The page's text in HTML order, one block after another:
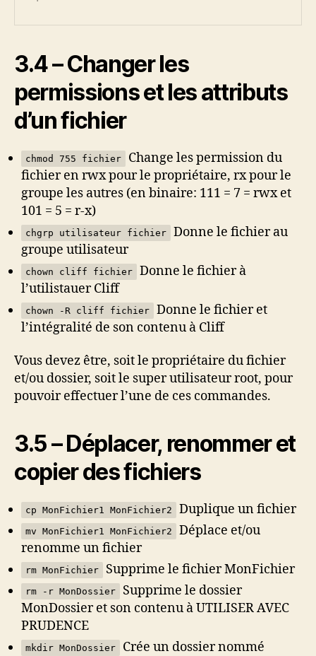
3.4 – Changer les
permissions et les attributs
d’un fichier
chmod 755 fichier
Change les permission du
fichier en rwx pour le propriétaire, rx pour le
groupe les autres (en binaire: 111 = 7 = rwx et
101 = 5 = r-x)
chgrp utilisateur fichier
Donne le fichier au
groupe utilisateur
chown cliff fichier
Donne le fichier à
l’utilistauer Cliff
chown -R cliff fichier
Donne le fichier et
l’intégralité de son contenu à Cliff
Vous devez être, soit le propriétaire du fichier
et/ou dossier, soit le super utilisateur root, pour
pouvoir effectuer l’une de ces commandes.
3.5 – Déplacer, renommer et
copier des fichiers
cp MonFichier1 MonFichier2 Duplique un fichier
mv MonFichier1 MonFichier2
Déplace et/ou
renomme un fichier
rm MonFichier Supprime le fichier MonFichier
rm -r MonDossier
Supprime le dossier
MonDossier et son contenu à UTILISER AVEC
PRUDENCE
mkdir MonDossier
Crée un dossier nommé